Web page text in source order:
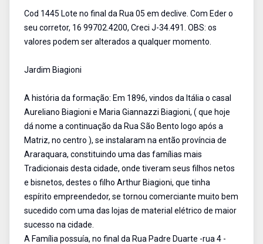
Cod 1445 Lote no final da Rua 05 em declive. Com Eder o
seu corretor, 16 99702.4200, Creci J-34.491. OBS: os
valores podem ser alterados a qualquer momento.
Jardim Biagioni
A história da formação: Em 1896, vindos da Itália o casal
Aureliano Biagioni e Maria Giannazzi Biagioni, ( que hoje
dá nome a continuação da Rua São Bento logo após a
Matriz, no centro ), se instalaram na então província de
Araraquara, constituindo uma das famílias mais
Tradicionais desta cidade, onde tiveram seus filhos netos
e bisnetos, destes o filho Arthur Biagioni, que tinha
espírito empreendedor, se tornou comerciante muito bem
sucedido com uma das lojas de material elétrico de maior
sucesso na cidade.
A Família possuía, no final da Rua Padre Duarte -rua 4 -